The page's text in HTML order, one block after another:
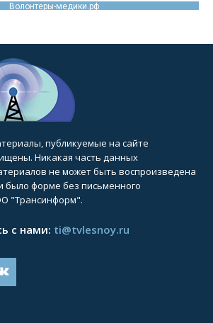
Волонтеры-медики.рф
публикуемые на сайте
Никакая часть данных
не может быть воспроизведена
было форме без письменного
"Трансинформ".
с нами: ti@tvlesnoy.ru